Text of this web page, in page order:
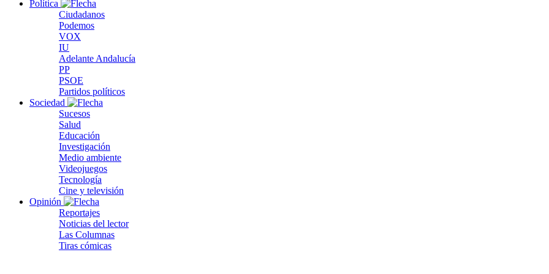
Política
Ciudadanos
Podemos
VOX
IU
Adelante Andalucía
PP
PSOE
Partidos políticos
Sociedad
Sucesos
Salud
Educación
Investigación
Medio ambiente
Videojuegos
Tecnología
Cine y televisión
Opinión
Reportajes
Noticias del lector
Las Columnas
Tiras cómicas